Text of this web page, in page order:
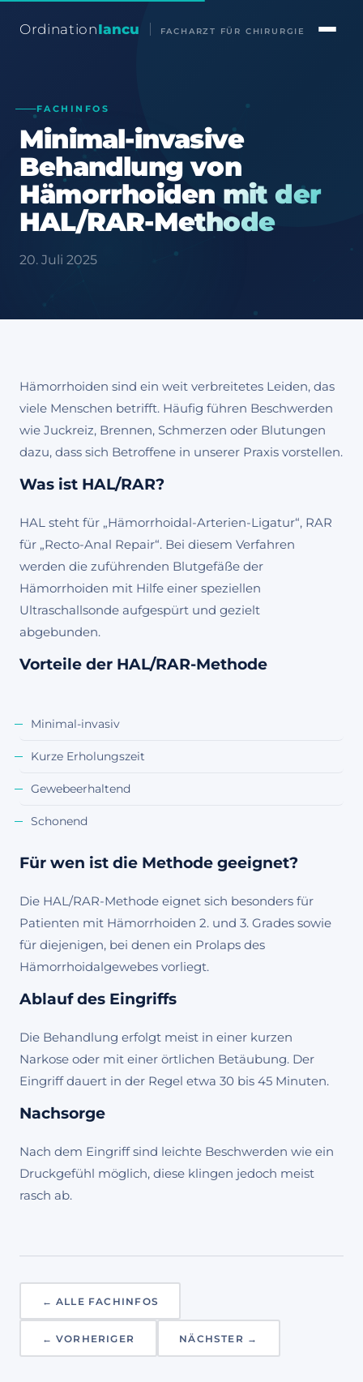
OrdinationIancu FACHARZT FÜR CHIRURGIE
FACHINFOS
Minimal-invasive
Behandlung von
Hämorrhoiden mit der
HAL/RAR-Methode
20. Juli 2025
Hämorrhoiden sind ein weit verbreitetes Leiden, das
viele Menschen betrifft. Häufig führen Beschwerden
wie Juckreiz, Brennen, Schmerzen oder Blutungen
dazu, dass sich Betroffene in unserer Praxis vorstellen.
Was ist HAL/RAR?
HAL steht für „Hämorrhoidal-Arterien-Ligatur“, RAR
für „Recto-Anal Repair“. Bei diesem Verfahren
werden die zuführenden Blutgefäße der
Hämorrhoiden mit Hilfe einer speziellen
Ultraschallsonde aufgespürt und gezielt
abgebunden.
Vorteile der HAL/RAR-Methode
Minimal-invasiv
Kurze Erholungszeit
Gewebeerhaltend
Schonend
Für wen ist die Methode geeignet?
Die HAL/RAR-Methode eignet sich besonders für
Patienten mit Hämorrhoiden 2. und 3. Grades sowie
für diejenigen, bei denen ein Prolaps des
Hämorrhoidalgewebes vorliegt.
Ablauf des Eingriffs
Die Behandlung erfolgt meist in einer kurzen
Narkose oder mit einer örtlichen Betäubung. Der
Eingriff dauert in der Regel etwa 30 bis 45 Minuten.
Nachsorge
Nach dem Eingriff sind leichte Beschwerden wie ein
Druckgefühl möglich, diese klingen jedoch meist
rasch ab.
← ALLE FACHINFOS
← VORHERIGER NÄCHSTER →